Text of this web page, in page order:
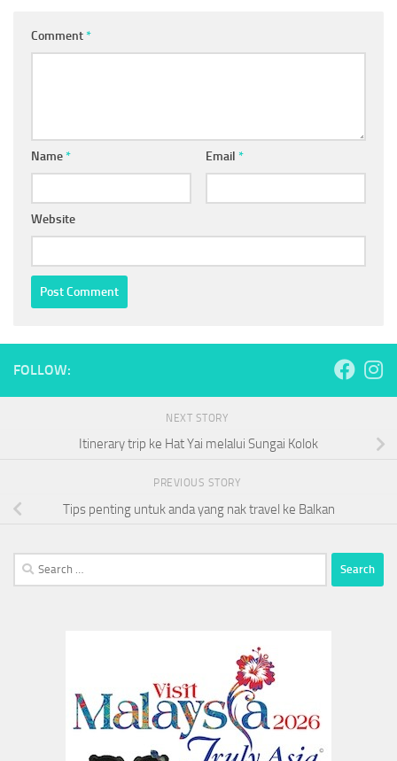
Comment*
Name* Email *
Website
FOLLOW:
NEXT STORY
Itinerary trip ke Hat Yai melalui Sungai Kolok
PREVIOUS STORY
Tips penting untuk anda yang nak travel ke Balkan
Search
for: